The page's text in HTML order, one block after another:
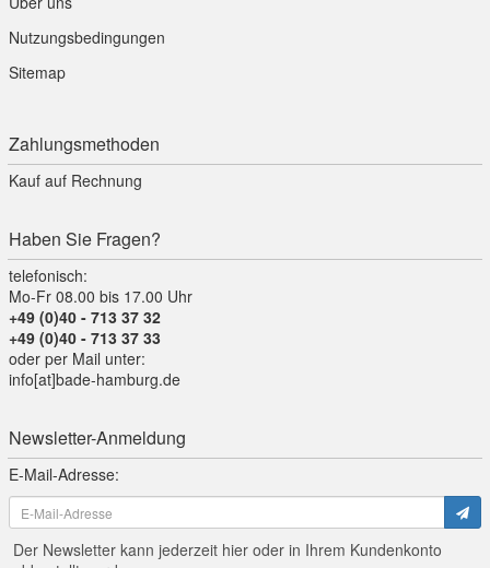
Nutzungsbedingungen
Sitemap
Zahlungsmethoden
Kauf auf Rechnung
Haben Sie Fragen?
telefonisch:
Mo-Fr 08.00 bis 17.00 Uhr
+49 (0)40 - 713 37 32
+49 (0)40 - 713 37 33
oder per Mail unter:
info[at]bade-hamburg.de
Newsletter-Anmeldung
E-Mail-Adresse:
Der Newsletter kann jederzeit hier oder in Ihrem Kundenkonto